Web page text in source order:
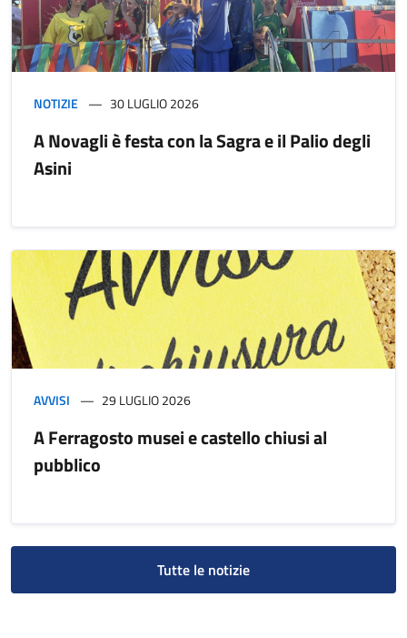
NOTIZIE 30 LUGLIO 2026
A Novagli è festa con la Sagra e il Palio degli
Asini
AVVISI 29 LUGLIO 2026
A Ferragosto musei e castello chiusi al
pubblico
Tutte le notizie